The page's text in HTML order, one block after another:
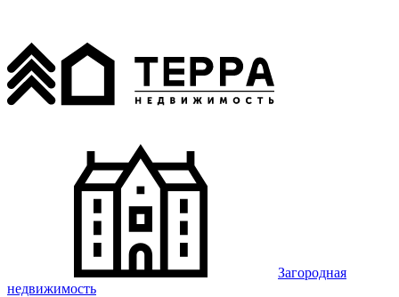
Загородная
недвижимость